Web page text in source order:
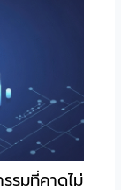
รมที่คาดไม่